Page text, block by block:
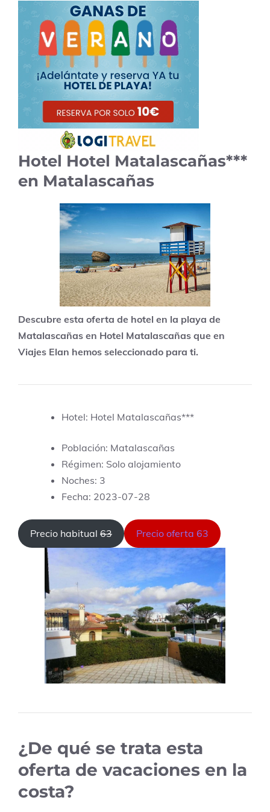
Hotel Hotel Matalascañas***
en Matalascañas
Descubre esta oferta de hotel en la playa de
Matalascañas en Hotel Matalascañas que en
Viajes Elan hemos seleccionado para ti.
Hotel: Hotel Matalascañas***
Población: Matalascañas
Régimen: Solo alojamiento
Noches: 3
Fecha: 2023-07-28
Precio habitual 63 Precio oferta 63
¿De qué se trata esta
oferta de vacaciones en la
costa?